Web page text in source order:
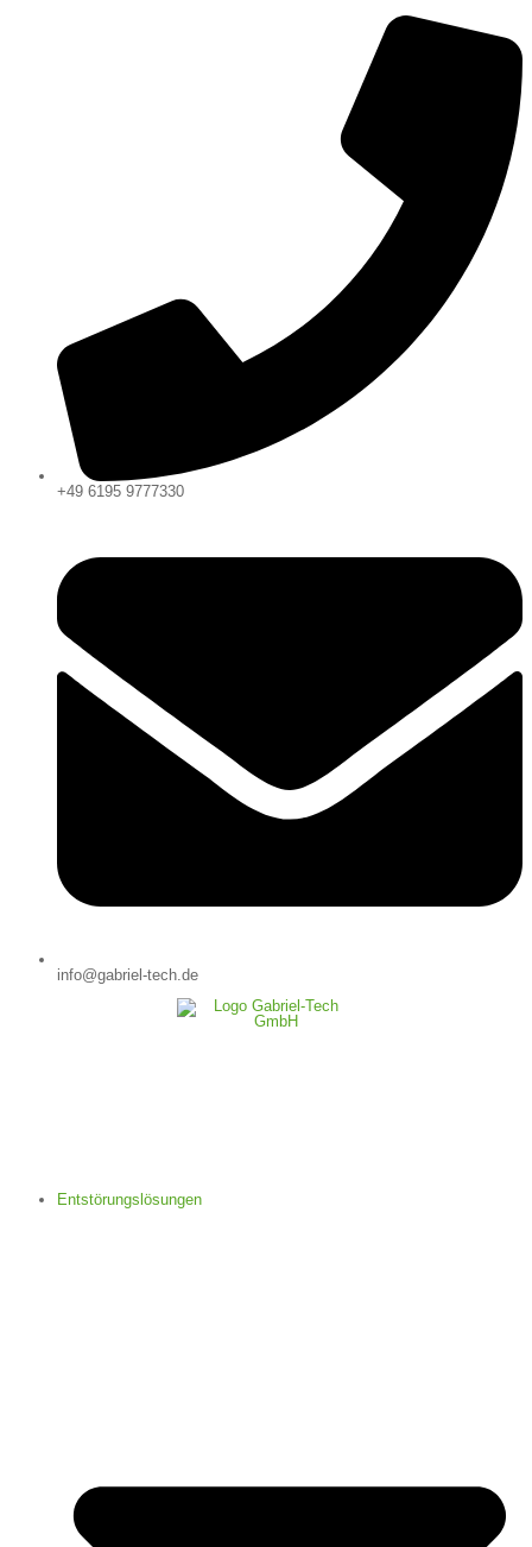
+49 6195 9777330
info@gabriel-tech.de
Entstörungslösungen